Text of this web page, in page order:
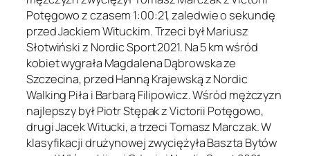
Potęgowo z czasem 1:00:21, zaledwie o sekundę
przed Jackiem Wituckim. Trzeci był Mariusz
Słotwiński z Nordic Sport 2021. Na 5 km wśród
kobiet wygrała Magdalena Dąbrowska ze
Szczecina, przed Hanną Krajewską z Nordic
Walking Piła i Barbarą Filipowicz. Wśród mężczyzn
najlepszy był Piotr Stępak z Victorii Potęgowo,
drugi Jacek Witucki, a trzeci Tomasz Marczak. W
klasyfikacji drużynowej zwyciężyła Baszta Bytów